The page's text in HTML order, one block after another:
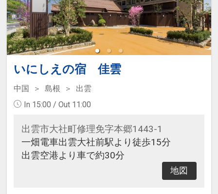
いにしえの宿 佳雲
中国 島根
出雲
In 15:00 / Out 11:00
出雲市大社町修理免字本郷1443-1
一畑電車出雲大社前駅より徒歩15分
出雲空港より車で約30分
地図